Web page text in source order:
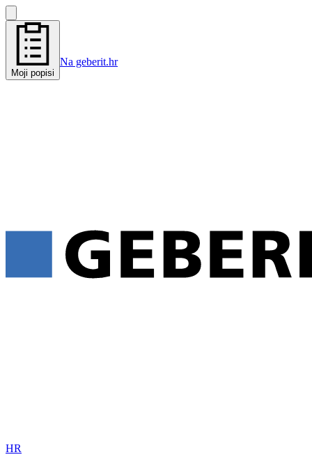
Moji popisi
Na geberit.hr
HR